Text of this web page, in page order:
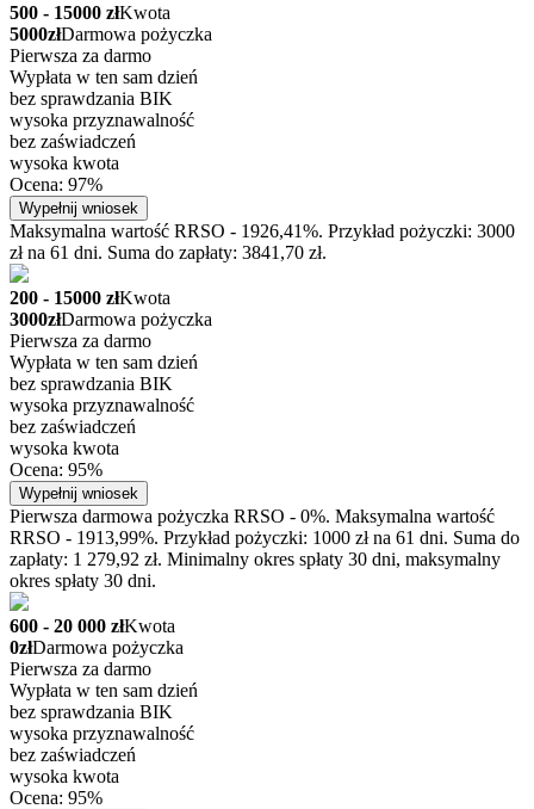
500 - 15000 złKwota
5000złDarmowa pożyczka
Pierwsza za darmo
Wypłata w ten sam dzień
bez sprawdzania BIK
wysoka przyznawalność
bez zaświadczeń
wysoka kwota
Ocena: 97%
Wypełnij wniosek
Maksymalna wartość RRSO - 1926,41%. Przykład pożyczki: 3000
zł na 61 dni. Suma do zapłaty: 3841,70 zł.
200 - 15000 złKwota
3000złDarmowa pożyczka
Pierwsza za darmo
Wypłata w ten sam dzień
bez sprawdzania BIK
wysoka przyznawalność
bez zaświadczeń
wysoka kwota
Ocena: 95%
Wypełnij wniosek
Pierwsza darmowa pożyczka RRSO - 0%. Maksymalna wartość
RRSO - 1913,99%. Przykład pożyczki: 1000 zł na 61 dni. Suma do
zapłaty: 1 279,92 zł. Minimalny okres spłaty 30 dni, maksymalny
okres spłaty 30 dni.
600 - 20 000 złKwota
0złDarmowa pożyczka
Pierwsza za darmo
Wypłata w ten sam dzień
bez sprawdzania BIK
wysoka przyznawalność
bez zaświadczeń
wysoka kwota
Ocena: 95%